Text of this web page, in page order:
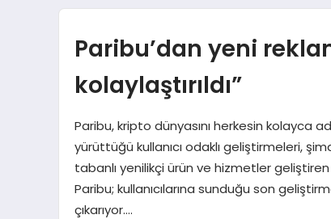
Paribu’dan yeni
kolaylaştırıldı”
Paribu, kripto dünyasını herkesin kolayca
yürüttüğü kullanıcı odaklı geliştirmeleri,
tabanlı yenilikçi ürün ve hizmetler
Paribu; kullanıcılarına sunduğu son
çıkarıyor….